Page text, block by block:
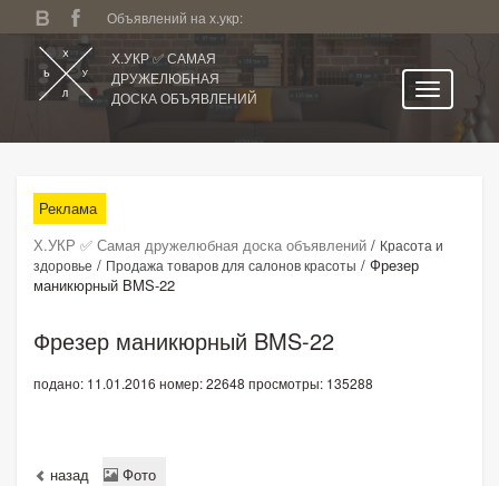
Объявлений на х.укр:
Х.УКР ✅ САМАЯ
ДРУЖЕЛЮБНАЯ
ДОСКА ОБЪЯВЛЕНИЙ
Все регионы
Категории
Избранное
Личный кабинет
Поиск по сайту
Реклама
Х.УКР ✅ Самая дружелюбная доска объявлений / Красота и
здоровье / Продажа товаров для салонов красоты / Фрезер
маникюрный BMS-22
Фрезер маникюрный BMS-22
подано: 11.01.2016 номер: 22648 просмотры: 135288
назад Фото